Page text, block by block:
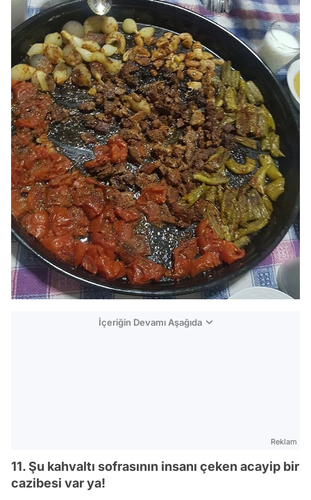
İçeriğin Devamı Aşağıda
Reklam
11. Şu kahvaltı sofrasının insanı çeken acayip bir
cazibesi var ya!